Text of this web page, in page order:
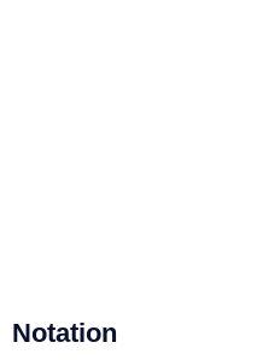
Notation